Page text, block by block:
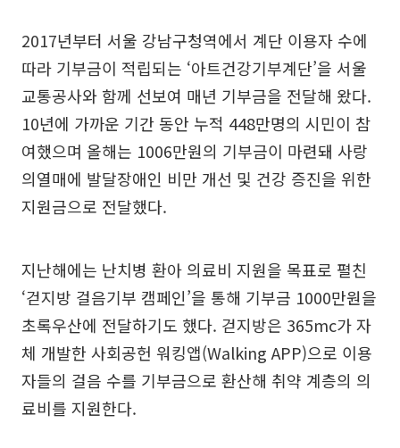
2017년부터 서울 강남구청역에서 계단 이용자 수에
따라 기부금이 적립되는 ‘아트건강기부계단’을 서울
교통공사와 함께 선보여 매년 기부금을 전달해 왔다.
10년에 가까운 기간 동안 누적 448만명의 시민이 참
여했으며 올해는 1006만원의 기부금이 마련돼 사랑
의열매에 발달장애인 비만 개선 및 건강 증진을 위한
지원금으로 전달했다.
지난해에는 난치병 환아 의료비 지원을 목표로 펼친
‘걷지방 걸음기부 캠페인’을 통해 기부금 1000만원을
초록우산에 전달하기도 했다. 걷지방은 365mc가 자
체 개발한 사회공헌 워킹앱(Walking APP)으로 이용
자들의 걸음 수를 기부금으로 환산해 취약 계층의 의
료비를 지원한다.